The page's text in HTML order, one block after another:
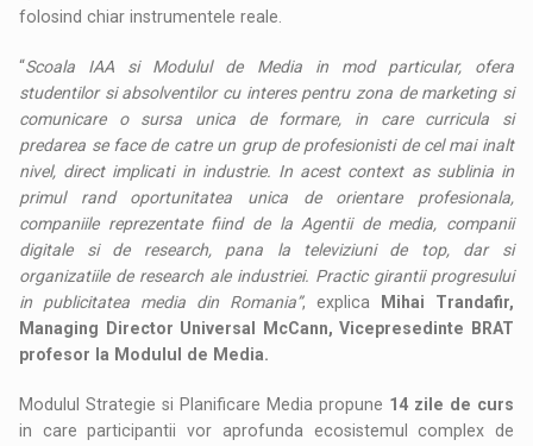
folosind chiar instrumentele reale.
“Scoala IAA si Modulul de Media in mod particular, ofera
studentilor si absolventilor cu interes pentru zona de marketing si
comunicare o sursa unica de formare, in care curricula si
predarea se face de catre un grup de profesionisti de cel mai inalt
nivel, direct implicati in industrie. In acest context as sublinia in
primul rand oportunitatea unica de orientare profesionala,
companiile reprezentate fiind de la Agentii de media, companii
digitale si de research, pana la televiziuni de top, dar si
organizatiile de research ale industriei. Practic girantii progresului
in publicitatea media din Romania”, explica
Mihai Trandafir,
Managing Director Universal McCann, Vicepresedinte BRAT
profesor la Modulul de Media.
Modulul Strategie si Planificare Media propune 14 zile de curs
in care participantii vor aprofunda ecosistemul complex de